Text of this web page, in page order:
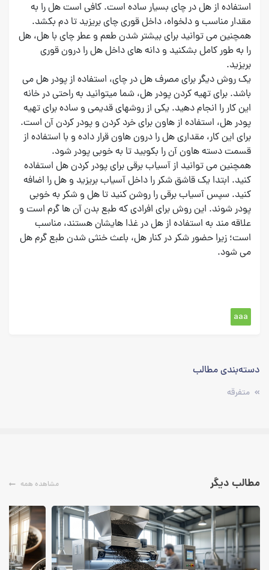
استفاده از هل در چای بسیار ساده است. کافی است هل را به
مقدار مناسب و دلخواه، داخل قوری چای بریزید تا دم بکشد.
همچنین می توانید برای بیشتر شدن طعم و عطر چای با هل، هل
را به طور کامل بشکنید و دانه های داخل هل را درون قوری
بریزید.
یک روش دیگر برای مصرف هل در چای، استفاده از پودر هل می
باشد. برای تهیه کردن پودر هل، شما میتوانید به راحتی در خانه
این کار را انجام دهید. یکی از روشهای قدیمی و ساده برای تهیه
پودر هل، استفاده از هاون برای خرد کردن و پودر کردن آن است.
برای این کار، مقداری هل را درون هاون قرار داده و با استفاده از
قسمت دسته هاون آن را بکوبید تا به خوبی پودر شود.
همچنین می توانید از آسیاب برقی برای پودر کردن هل استفاده
کنید. ابتدا یک قاشق شکر را داخل آسیاب بریزید و هل را اضافه
کنید. سپس آسیاب برقی را روشن کنید تا هل و شکر به خوبی
پودر شوند. این روش برای افرادی که طبع بدن آن ها گرم است و
علاقه مند به استفاده از هل در غذا هایشان هستند، مناسب
است؛ زیرا حضور شکر در کنار هل، باعث خنثی شدن طبع گرم هل
می شود.
aaa
دسته‌بندی‌ مطالب
متفرقه
مطالب دیگر مشاهده همه